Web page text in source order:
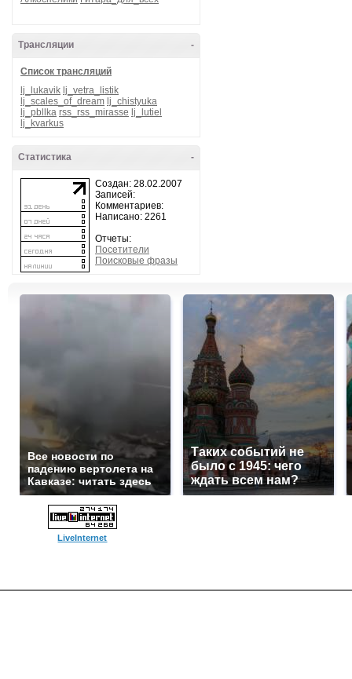
-
Трансляции
Список трансляций
lj_lukavik lj_vetra_listik
lj_scales_of_dream lj_chistyuka
lj_pbllka rss_rss_mirasse lj_lutiel
lj_kvarkus
-
Статистика
Создан: 28.02.2007
Записей:
Комментариев:
Написано: 2261
Отчеты:
Посетители
Поисковые фразы
Все новости по
падению вертолета на
Кавказе: читать здесь
Таких событий не
было с 1945: чего
ждать всем нам?
LiveInternet